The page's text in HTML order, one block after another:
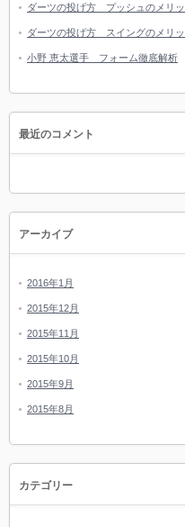
ダーツの投げ方 プッシュのメリッ
ダーツの投げ方 スイングのメリッ
小野 恵太選手 フォーム徹底解析
最近のコメント
アーカイブ
2016年1月
2015年12月
2015年11月
2015年10月
2015年9月
2015年8月
カテゴリー